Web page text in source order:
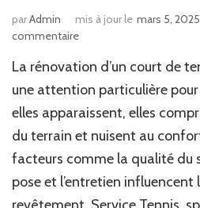
parAdmin mis à jour le mars 5, 2025
commentairesur
éviter
les
fissures
après
la
rénovation
court
de
La rénovation d’un court de
une attention particulière pour
elles apparaissent, elles
du terrain et nuisent au
facteurs comme la qualité du
pose et l’entretien influencent